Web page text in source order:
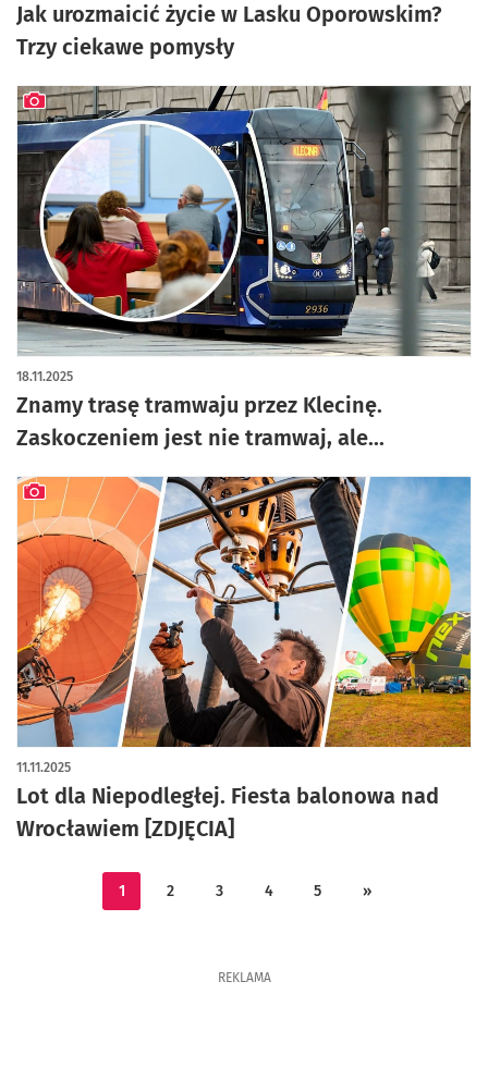
Jak urozmaicić życie w Lasku Oporowskim?
Trzy ciekawe pomysły
Znamy trasę tramwaju przez Klecinę.
Zaskoczeniem jest nie tramwaj, ale...
18.11.2025
artykuł z galerią zdjęć
Lot dla Niepodległej. Fiesta balonowa nad
Wrocławiem [ZDJĘCIA]
11.11.2025
artykuł z galerią zdjęć
1 2 3 4 5 »
REKLAMA